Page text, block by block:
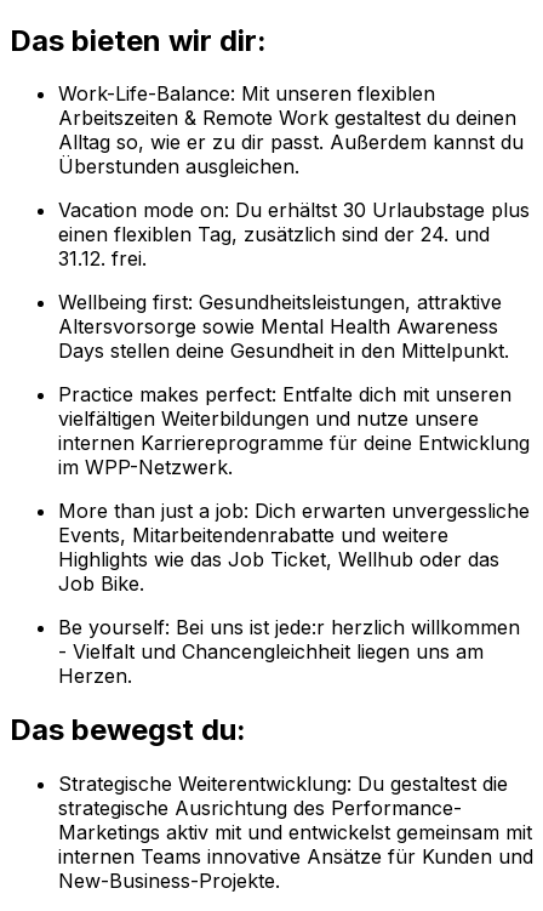
Das bieten wir dir:
Work-Life-Balance: Mit unseren flexiblen
Arbeitszeiten & Remote Work gestaltest du deinen
Alltag so, wie er zu dir passt. Außerdem kannst du
Überstunden ausgleichen.
Vacation mode on: Du erhältst 30 Urlaubstage plus
einen flexiblen Tag, zusätzlich sind der 24. und
31.12. frei.
Wellbeing first: Gesundheitsleistungen, attraktive
Altersvorsorge sowie Mental Health Awareness
Days stellen deine Gesundheit in den Mittelpunkt.
Practice makes perfect: Entfalte dich mit unseren
vielfältigen Weiterbildungen und nutze unsere
internen Karriereprogramme für deine Entwicklung
im WPP-Netzwerk.
More than just a job: Dich erwarten unvergessliche
Events, Mitarbeitendenrabatte und weitere
Highlights wie das Job Ticket, Wellhub oder das
Job Bike.
Be yourself: Bei uns ist jede:r herzlich willkommen
- Vielfalt und Chancengleichheit liegen uns am
Herzen.
Das bewegst du:
Strategische Weiterentwicklung: Du gestaltest die
strategische Ausrichtung des Performance-
Marketings aktiv mit und entwickelst gemeinsam mit
internen Teams innovative Ansätze für Kunden und
New-Business-Projekte.